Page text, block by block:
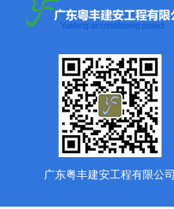
广东粤丰建安工程有限公司